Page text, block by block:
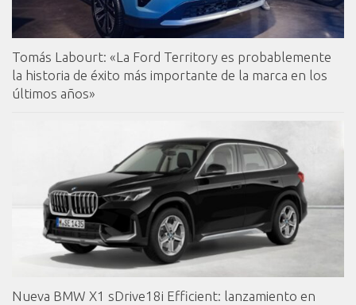
Tomás Labourt: «La Ford Territory es probablemente
la historia de éxito más importante de la marca en los
últimos años»
Nueva BMW X1 sDrive18i Efficient: lanzamiento en